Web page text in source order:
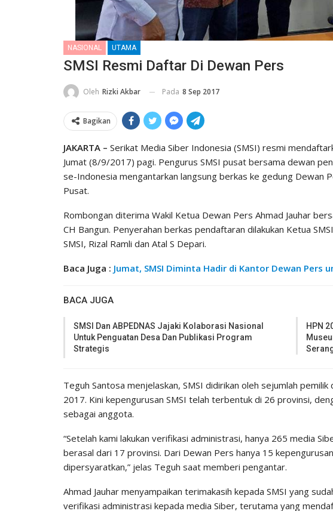
NASIONAL UTAMA
SMSI Resmi Daftar Di Dewan Pers
Oleh Rizki Akbar Pada 8 Sep 2017
Bagikan
JAKARTA – Serikat Media Siber Indonesia (SMSI) resmi
Jumat (8/9/2017) pagi. Pengurus SMSI pusat bersama dewan
se-Indonesia mengantarkan langsung berkas ke gedung Dewan
Pusat.
Rombongan diterima Wakil Ketua Dewan Pers Ahmad Jauhar
CH Bangun. Penyerahan berkas pendaftaran dilakukan Ketua
SMSI, Rizal Ramli dan Atal S Depari.
Baca Juga : Jumat, SMSI Diminta Hadir di Kantor Dewan Pers
BACA JUGA
SMSI Dan ABPEDNAS Jajaki Kolaborasi Nasional
Untuk Penguatan Desa Dan Publikasi Program
Strategis
HPN
Teguh Santosa menjelaskan, SMSI didirikan oleh sejumlah
2017. Kini kepengurusan SMSI telah terbentuk di 26 provinsi,
sebagai anggota.
“Setelah kami lakukan verifikasi administrasi, hanya 265 media
berasal dari 17 provinsi. Dari Dewan Pers hanya 15
dipersyaratkan,” jelas Teguh saat memberi pengantar.
Ahmad Jauhar menyampaikan terimakasih kepada SMSI yang
verifikasi administrasi kepada media Siber, terutama yang